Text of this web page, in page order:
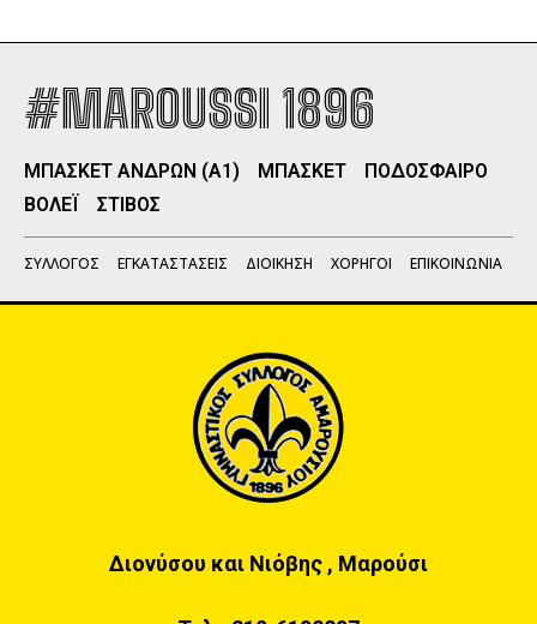
#MAROUSSI 1896
ΜΠΑΣΚΕΤ ΑΝΔΡΩΝ (Α1) ΜΠΑΣΚΕΤ
ΠΟΔΟΣΦΑΙΡΟ
ΒΟΛΕΪ
ΣΤΙΒΟΣ
ΣΥΛΛΟΓΟΣ ΕΓΚΑΤΑΣΤΑΣΕΙΣ ΔΙΟΙΚΗΣΗ ΧΟΡΗΓΟΙ ΕΠΙΚΟΙΝΩΝΙΑ
Διονύσου και Νιόβης , Μαρούσι